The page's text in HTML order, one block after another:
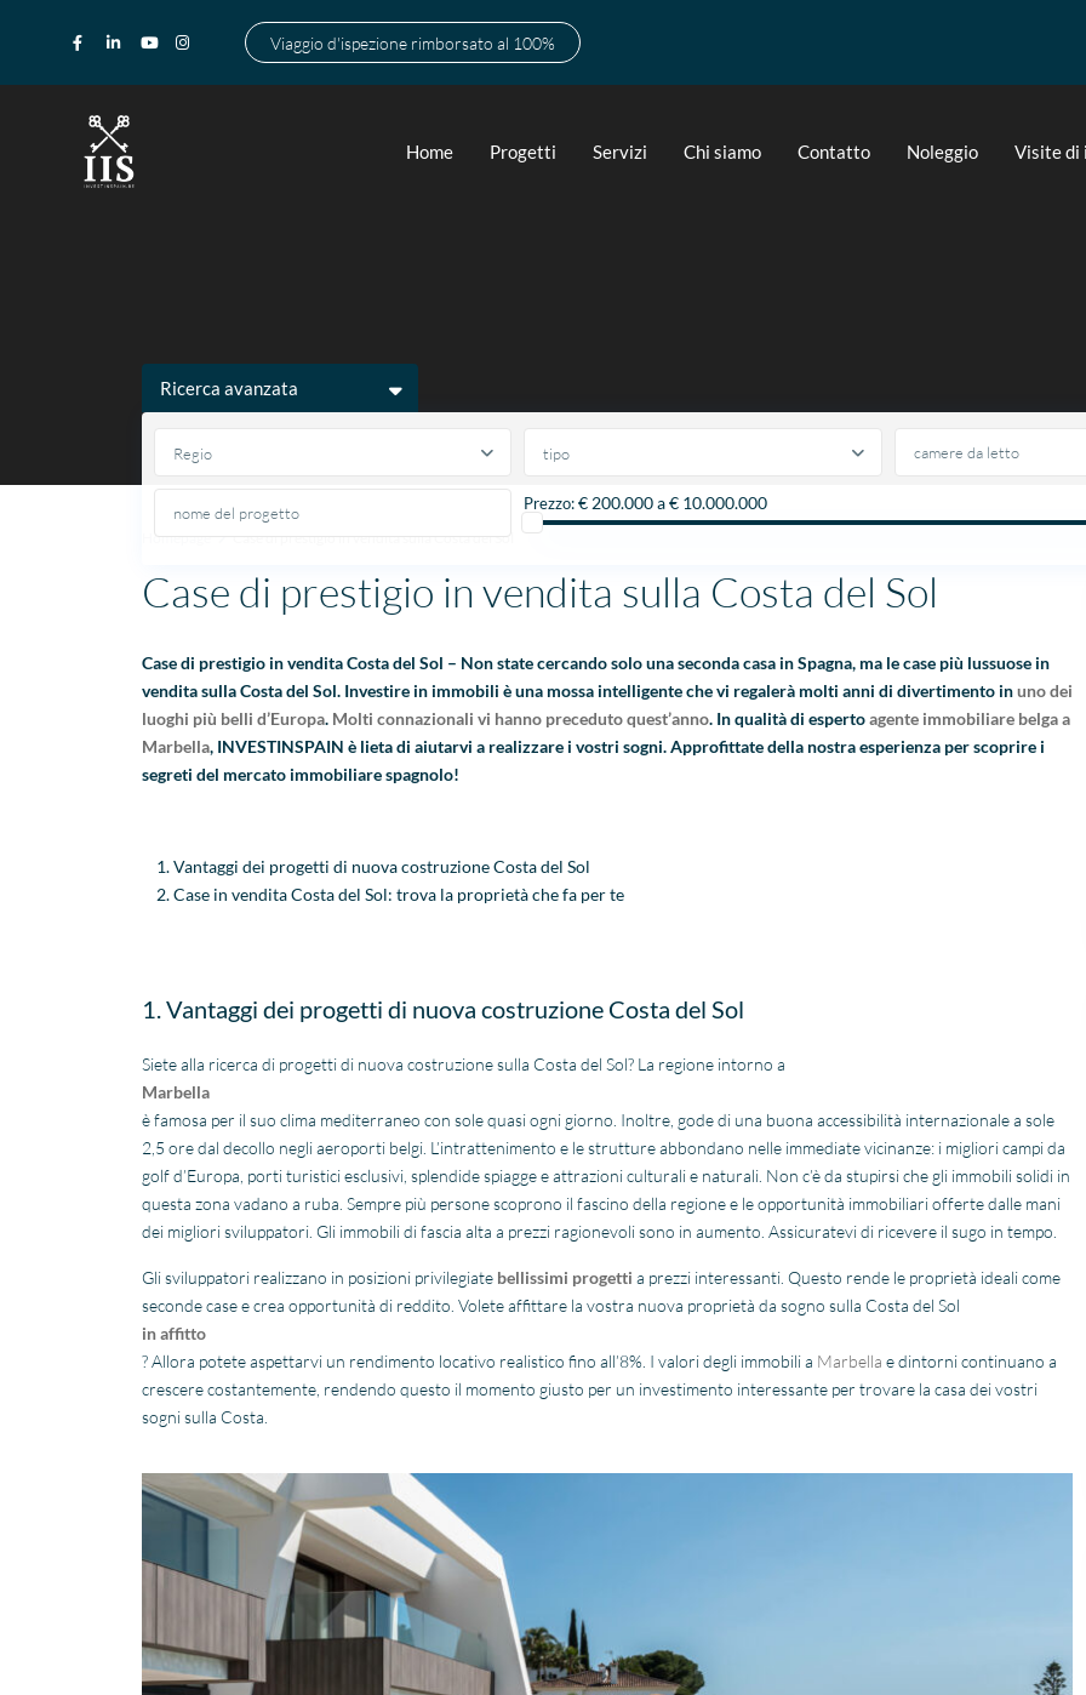
Viaggio d'ispezione rimborsato al 100%
Home Progetti Servizi Chi siamo Contatto Noleggio Visite di
Ricerca avanzata
Regio tipo
Prezzo: € 200.000 a € 10.000.000
Homepage Case di prestigio in vendita sulla Costa del Sol
Case di prestigio in vendita sulla Costa del Sol
Case di prestigio in vendita Costa del Sol – Non state cercando solo una seconda casa in Spagna, ma le case più lussuose in
vendita sulla Costa del Sol. Investire in immobili è una mossa intelligente che vi regalerà molti anni di divertimento inuno dei
luoghi più belli d’Europa. Molti connazionali vi hanno preceduto quest’anno. In qualità di espertoagente immobiliare belga a
Marbella, INVESTINSPAIN è lieta di aiutarvi a realizzare i vostri sogni. Approfittate della nostra esperienza per scoprire i
segreti del mercato immobiliare spagnolo!
Vantaggi dei progetti di nuova costruzione Costa del Sol
Case in vendita Costa del Sol: trova la proprietà che fa per te
1. Vantaggi dei progetti di nuova costruzione Costa del Sol
Siete alla ricerca di progetti di nuova costruzione sulla Costa del Sol? La regione intorno a
Marbella
è famosa per il suo clima mediterraneo con sole quasi ogni giorno. Inoltre, gode di una buona accessibilità internazionale a sole
2,5 ore dal decollo negli aeroporti belgi. L’intrattenimento e le strutture abbondano nelle immediate vicinanze: i migliori campi da
golf d’Europa, porti turistici esclusivi, splendide spiagge e attrazioni culturali e naturali. Non c’è da stupirsi che gli immobili solidi in
questa zona vadano a ruba. Sempre più persone scoprono il fascino della regione e le opportunità immobiliari offerte dalle mani
dei migliori sviluppatori. Gli immobili di fascia alta a prezzi ragionevoli sono in aumento. Assicuratevi di ricevere il sugo in tempo.
Gli sviluppatori realizzano in posizioni privilegiate bellissimi progetti a prezzi interessanti. Questo rende le proprietà ideali come
seconde case e crea opportunità di reddito. Volete affittare la vostra nuova proprietà da sogno sulla Costa del Sol
in affitto
? Allora potete aspettarvi un rendimento locativo realistico fino all’8%. I valori degli immobili a Marbella e dintorni continuano a
crescere costantemente, rendendo questo il momento giusto per un investimento interessante per trovare la casa dei vostri
sogni sulla Costa.
Fantastische service en
begeleiding
uitstekende samenwerking.
Er werd echt de tijd
in kaart te brengen. Dankzij
Stijn, mijn
Lees verder
Fien
28 April
2026
TOP BEDRIJF ISS
Wij hebben in Estepona
appartement gekocht
zijn geholpen door
van IIS, zij zijn zeer
gedreven en eerlijke
klant behandeld wilt
Lees verder
Rene
28 April
2026